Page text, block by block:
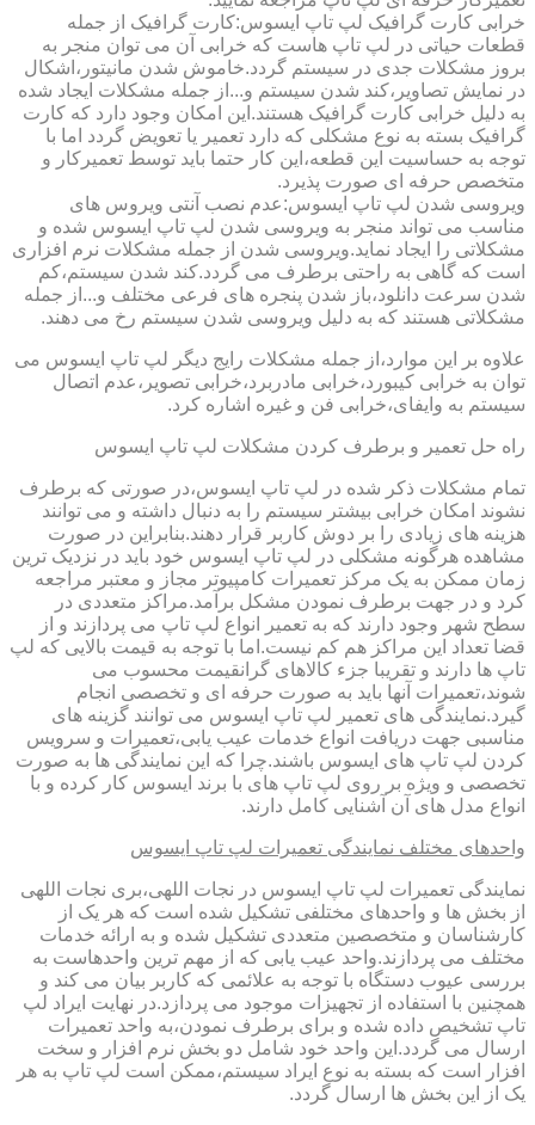
خرابی کارت گرافیک لپ تاپ ایسوس:کارت گرافیک از جمله
قطعات حیاتی در لپ تاپ هاست که خرابی آن می توان منجر به
بروز مشکلات جدی در سیستم گردد.خاموش شدن مانیتور،اشکال
در نمایش تصاویر،کند شدن سیستم و...از جمله مشکلات ایجاد شده
به دلیل خرابی کارت گرافیک هستند.این امکان وجود دارد که کارت
گرافیک بسته به نوع مشکلی که دارد تعمیر یا تعویض گردد اما با
توجه به حساسیت این قطعه،این کار حتما باید توسط تعمیرکار و
متخصص حرفه ای صورت پذیرد.
ویروسی شدن لپ تاپ ایسوس:عدم نصب آنتی ویروس های
مناسب می تواند منجر به ویروسی شدن لپ تاپ ایسوس شده و
مشکلاتی را ایجاد نماید.ویروسی شدن از جمله مشکلات نرم افزاری
است که گاهی به راحتی برطرف می گردد.کند شدن سیستم،کم
شدن سرعت دانلود،باز شدن پنجره های فرعی مختلف و...از جمله
مشکلاتی هستند که به دلیل ویروسی شدن سیستم رخ می دهند.
علاوه بر این موارد،از جمله مشکلات رایج دیگر لپ تاپ ایسوس می
توان به خرابی کیبورد،خرابی مادربرد،خرابی تصویر،عدم اتصال
سیستم به وایفای،خرابی فن و غیره اشاره کرد.
راه حل تعمیر و برطرف کردن مشکلات لپ تاپ ایسوس
تمام مشکلات ذکر شده در لپ تاپ ایسوس،در صورتی که برطرف
نشوند امکان خرابی بیشتر سیستم را به دنبال داشته و می توانند
هزینه های زیادی را بر دوش کاربر قرار دهند.بنابراین در صورت
مشاهده هرگونه مشکلی در لپ تاپ ایسوس خود باید در نزدیک ترین
زمان ممکن به یک مرکز تعمیرات کامپیوتر مجاز و معتبر مراجعه
کرد و در جهت برطرف نمودن مشکل برآمد.مراکز متعددی در
سطح شهر وجود دارند که به تعمیر انواع لپ تاپ می پردازند و از
قضا تعداد این مراکز هم کم نیست.اما با توجه به قیمت بالایی که لپ
تاپ ها دارند و تقریبا جزء کالاهای گرانقیمت محسوب می
شوند،تعمیرات آنها باید به صورت حرفه ای و تخصصی انجام
گیرد.نمایندگی های تعمیر لپ تاپ ایسوس می توانند گزینه های
مناسبی جهت دریافت انواع خدمات عیب یابی،تعمیرات و سرویس
کردن لپ تاپ های ایسوس باشند.چرا که این نمایندگی ها به صورت
تخصصی و ویژه بر روی لپ تاپ های با برند ایسوس کار کرده و با
انواع مدل های آن آشنایی کامل دارند.
واحدهای مختلف نمایندگی تعمیرات لپ تاپ ایسوس
نمایندگی تعمیرات لپ تاپ ایسوس در نجات اللهی،بری نجات اللهی
از بخش ها و واحدهای مختلفی تشکیل شده است که هر یک از
کارشناسان و متخصصین متعددی تشکیل شده و به ارائه خدمات
مختلف می پردازند.واحد عیب یابی که از مهم ترین واحدهاست به
بررسی عیوب دستگاه با توجه به علائمی که کاربر بیان می کند و
همچنین با استفاده از تجهیزات موجود می پردازد.در نهایت ایراد لپ
تاپ تشخیص داده شده و برای برطرف نمودن،به واحد تعمیرات
ارسال می گردد.این واحد خود شامل دو بخش نرم افزار و سخت
افزار است که بسته به نوع ایراد سیستم،ممکن است لپ تاپ به هر
یک از این بخش ها ارسال گردد.